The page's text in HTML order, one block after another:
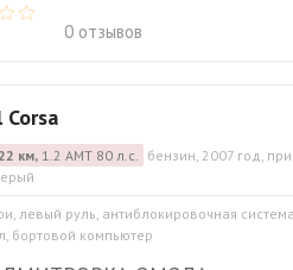
0 отзывов
Corsa
км,1.2 АМТ 80 л.с. бензин, 2007 год,
левый руль, антиблокировочная
бортовой компьютер